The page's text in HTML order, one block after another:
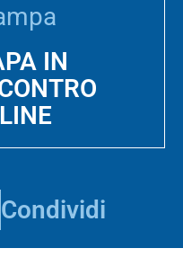
IN
Condividi